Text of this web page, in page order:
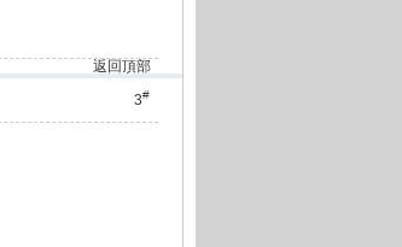
返回頂部
3#